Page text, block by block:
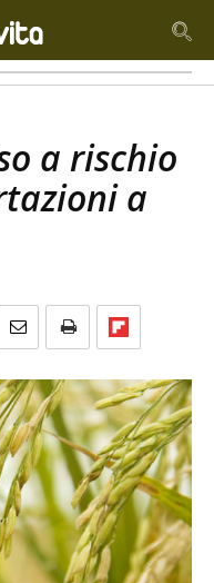
a rischio
a